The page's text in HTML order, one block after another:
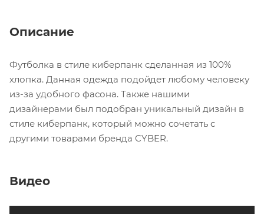
Описание
Футболка в стиле киберпанк сделанная из 100%
хлопка. Данная одежда подойдет любому человеку
из-за удобного фасона. Также нашими
дизайнерами был подобран уникальный дизайн в
стиле киберпанк, который можно сочетать с
другими товарами бренда CYBER.
Видео